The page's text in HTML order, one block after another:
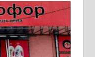
радова
и
28-058